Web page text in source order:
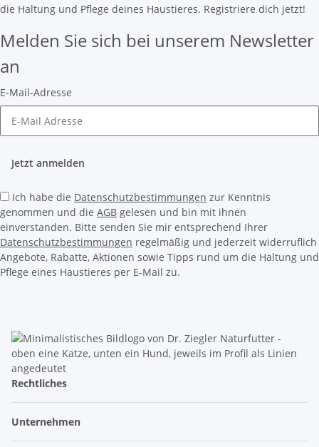
die Haltung und Pflege deines Haustieres. Registriere dich jetzt!
Melden Sie sich bei unserem Newsletter
an
E-Mail-Adresse
Jetzt anmelden
Ich habe die Datenschutzbestimmungen zur Kenntnis
genommen und die AGB gelesen und bin mit ihnen
einverstanden. Bitte senden Sie mir entsprechend Ihrer
Datenschutzbestimmungen regelmäßig und jederzeit widerruflich
Angebote, Rabatte, Aktionen sowie Tipps rund um die Haltung und
Pflege eines Haustieres per E-Mail zu.
Rechtliches
Unternehmen